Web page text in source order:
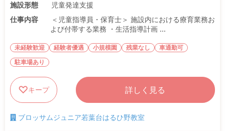
施設形態
児童発達支援
仕事内容
＜児童指導員・保育士＞ 施設内における療育業務お
よび付帯する業務 ・生活指導計画 ...
未経験歓迎 経験者優遇 小規模園 残業なし
車通勤可
駐車場あり
キープ 詳しく見る
ブロッサムジュニア若葉台はるひ野教室